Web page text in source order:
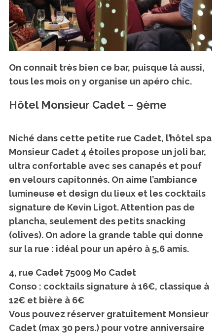
On connait très bien ce bar, puisque là aussi,
tous les mois on y organise un apéro chic.
Hôtel Monsieur Cadet – 9ème
Niché dans cette petite rue Cadet, l’hôtel spa
Monsieur Cadet 4 étoiles propose un joli bar,
ultra confortable avec ses canapés et pouf
en velours capitonnés. On aime l’ambiance
lumineuse et design du lieux et les cocktails
signature de Kevin Ligot. Attention pas de
plancha, seulement des petits snacking
(olives). On adore la grande table qui donne
sur la rue : idéal pour un apéro à 5,6 amis.
4, rue Cadet 75009 Mo Cadet
Conso : cocktails signature à 16€, classique à
12€ et bière à 6€
Vous pouvez réserver gratuitement Monsieur
Cadet (max 30 pers.) pour votre anniversaire